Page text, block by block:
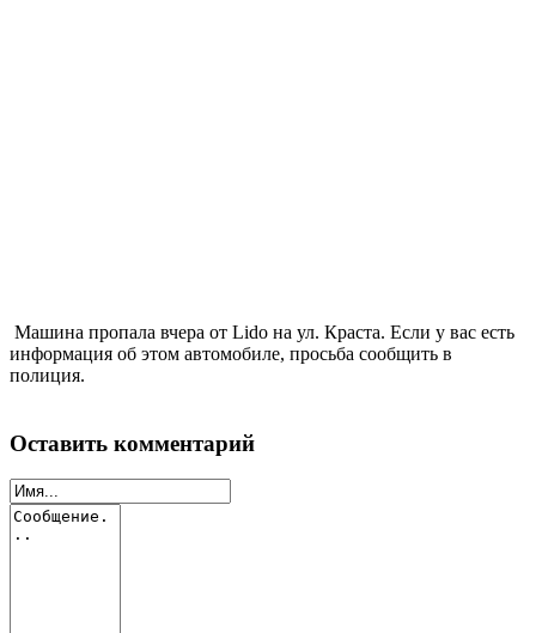
Машина пропала вчера от Lido на ул. Краста. Если у вас есть
информация об этом автомобиле, просьба сообщить в
полиция.
Оставить комментарий